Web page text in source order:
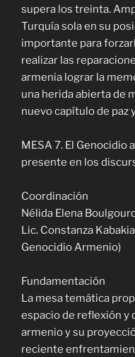
supera los treinta.
Turquía sola en su
importante para
realizar las
armenia lograr la
una herida abierta de
nuevo capítulo de paz
MESA 7. El Genocidio
presente en los
Coordinación
Nélida Elena
Lic. Constanza
Genocidio Armenio)
Fundamentación
La mesa temática
espacio de reflexión y
armenio y su
reciente